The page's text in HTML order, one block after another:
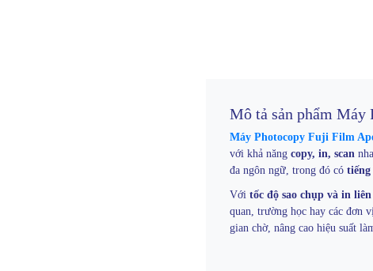
Mô tả sản phẩm Máy
Máy Photocopy Fuji Film
với khả năng copy, in, scan
đa ngôn ngữ, trong đó có tiếng
Với tốc độ sao chụp và in
quan, trường học hay các đơn
gian chờ, nâng cao hiệu suất